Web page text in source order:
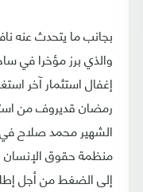
بجانب ما يتحدث عنه
والذي برز مؤخرا في
رمضان قديروف من
الشهير محمد صلاح
منظمة حقوق
إلى الضغط من أجل